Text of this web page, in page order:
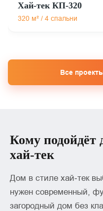
Хай-тек КП-320
320 м² / 4 спальни
Все
Кому подойдёт
хай‑тек
Дом в стиле хай‑тек
нужен современный,
загородный дом без